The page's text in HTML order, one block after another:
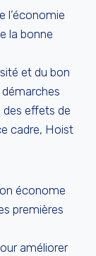
l’économie
la bonne
et du bon
des effets de
cadre, Hoist
économe
premières
améliorer